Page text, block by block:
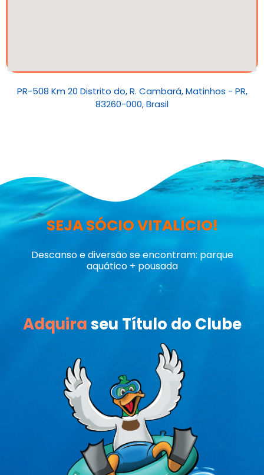
PR-508 Km 20 Distrito do, R. Cambará, Matinhos - PR,
83260-000, Brasil
SEJA SÓCIO VITALÍCIO!
Descanso e diversão se encontram: parque
aquático + pousada
Adquiraseu Título do Clube